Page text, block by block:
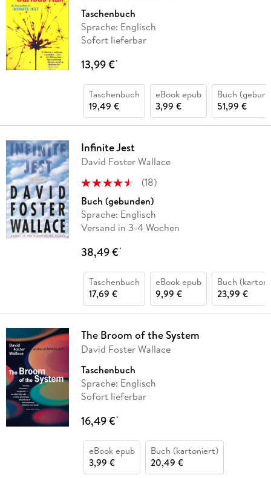
Taschenbuch
Sprache: Englisch
Sofort lieferbar
13,99 €*
Taschenbuch
19,49 €
eBook epub
3,99 €
Buch
51,99 €
Infinite Jest
David Foster Wallace
(18)
Buch (gebunden)
Sprache: Englisch
Versand in 3-4 Wochen
38,49 €*
Taschenbuch
17,69 €
eBook epub
9,99 €
Buch
23,99 €
The Broom of the System
David Foster Wallace
Taschenbuch
Sprache: Englisch
Sofort lieferbar
16,49 €*
eBook epub
3,99 €
Buch (kartoniert)
20,49 €